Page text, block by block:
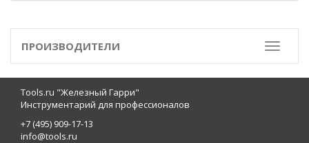
Toggle
ПРОИЗВОДИТЕЛИ
Tools.ru "Железный Гарри"
Инструментарий для профессионалов
+7 (495) 909-17-13
info@tools.ru